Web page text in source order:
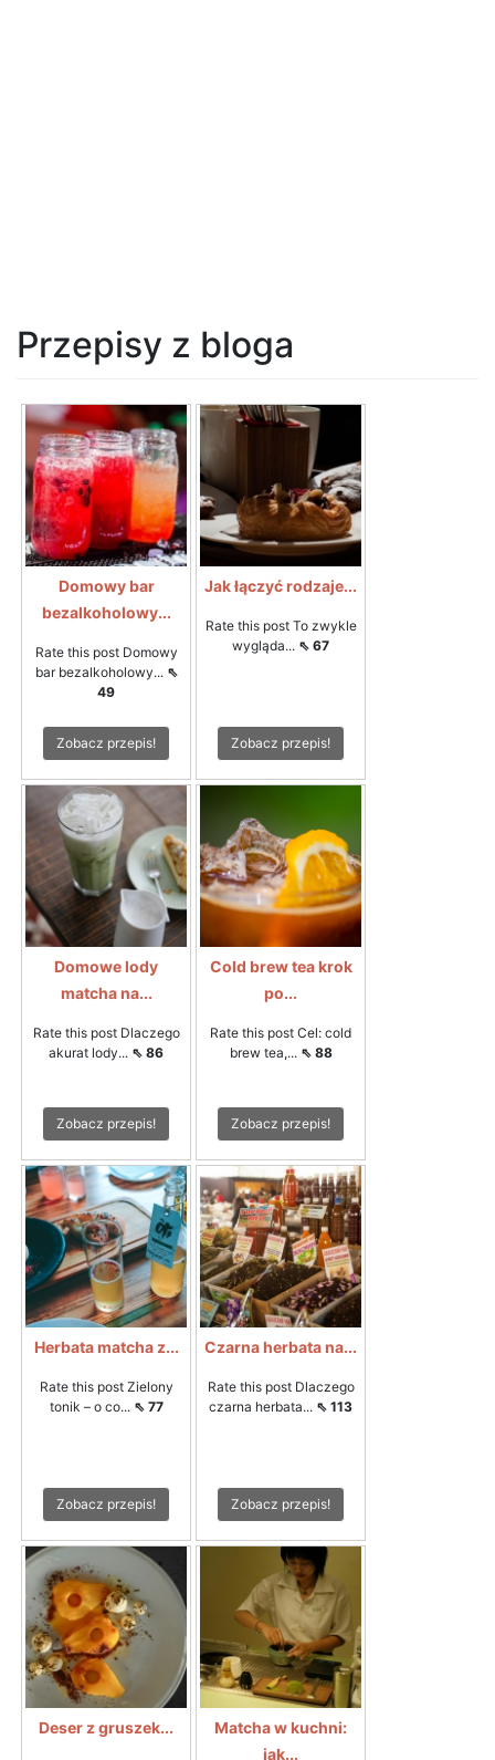
Przepisy z bloga
Domowy bar
bezalkoholowy...
Rate this post Domowy
bar bezalkoholowy... ⇖
49
Zobacz przepis!
Jak łączyć rodzaje...
Rate this post To zwykle
wygląda... ⇖ 67
Zobacz przepis!
Domowe lody
matcha na...
Rate this post Dlaczego
akurat lody... ⇖ 86
Zobacz przepis!
Cold brew tea krok
po...
Rate this post Cel: cold
brew tea,... ⇖ 88
Zobacz przepis!
Herbata matcha z...
Rate this post Zielony
tonik – o co... ⇖ 77
Zobacz przepis!
Czarna herbata na...
Rate this post Dlaczego
czarna herbata... ⇖ 113
Zobacz przepis!
Deser z gruszek...
Matcha w kuchni:
jak...